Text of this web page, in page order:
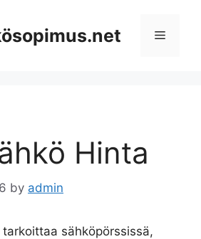
Menu
Hinta
by admin
sähköpörssissä,